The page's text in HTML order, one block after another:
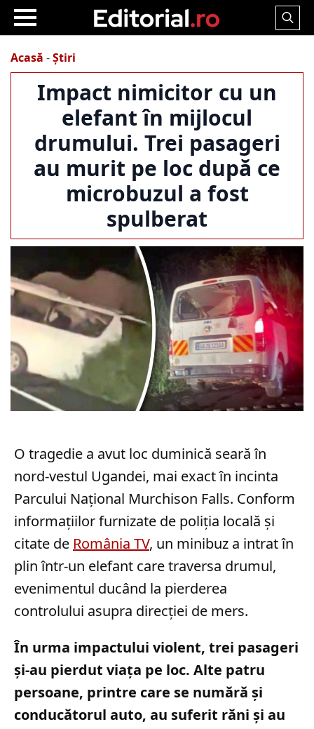
Search
Acasă -Știri
Impact nimicitor cu un
elefant în mijlocul
drumului. Trei pasageri
au murit pe loc după ce
microbuzul a fost
spulberat
O tragedie a avut loc duminică seară în
nord-vestul Ugandei, mai exact în incinta
Parcului Național Murchison Falls. Conform
informațiilor furnizate de poliția locală și
citate de România TV, un minibuz a intrat în
plin într-un elefant care traversa drumul,
evenimentul ducând la pierderea
controlului asupra direcției de mers.
În urma impactului violent, trei pasageri
și-au pierdut viața pe loc. Alte patru
persoane, printre care se numără și
conducătorul auto, au suferit răni și au